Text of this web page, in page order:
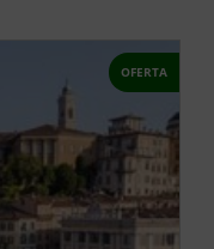
OFERTA